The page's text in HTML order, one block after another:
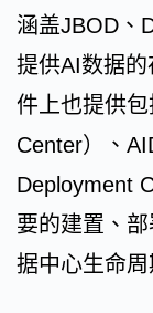
涵盖JBOD、
提供AI数据
件上也提供
Center）、
Deployment
要的建置、
据中心生命周